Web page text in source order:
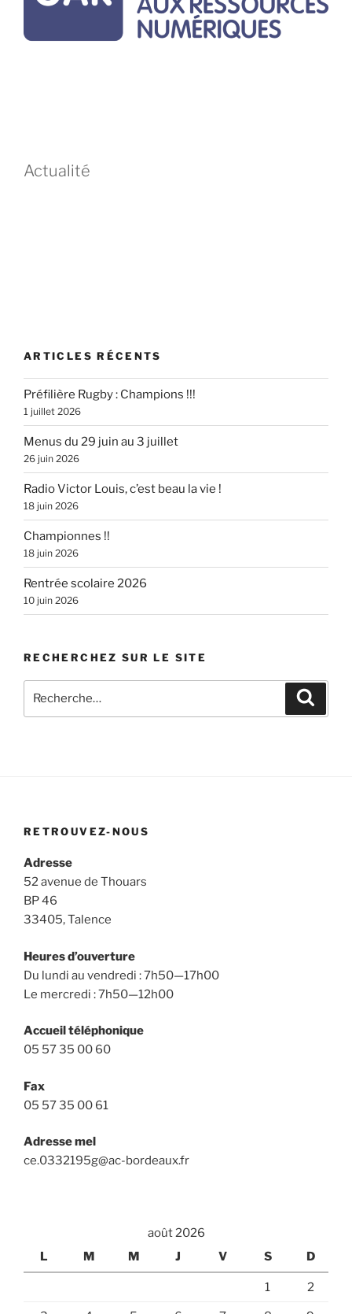
Actualité
ARTICLES RÉCENTS
Préfilière Rugby : Champions !!!
1 juillet 2026
Menus du 29 juin au 3 juillet
26 juin 2026
Radio Victor Louis, c’est beau la vie !
18 juin 2026
Championnes !!
18 juin 2026
Rentrée scolaire 2026
10 juin 2026
RECHERCHEZ SUR LE SITE
pour
RETROUVEZ-NOUS
Adresse
52 avenue de Thouars
BP 46
33405, Talence
Heures d’ouverture
Du lundi au vendredi : 7h50—17h00
Le mercredi : 7h50—12h00
Accueil téléphonique
05 57 35 00 60
Fax
05 57 35 00 61
Adresse mel
ce.0332195g@ac-bordeaux.fr
août 2026
L
M M J V S D
1 2